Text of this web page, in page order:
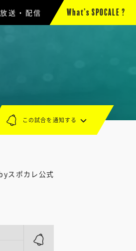
放送・配信 What’s SPOCALE ?
スポカレ公式
この試合を通知する